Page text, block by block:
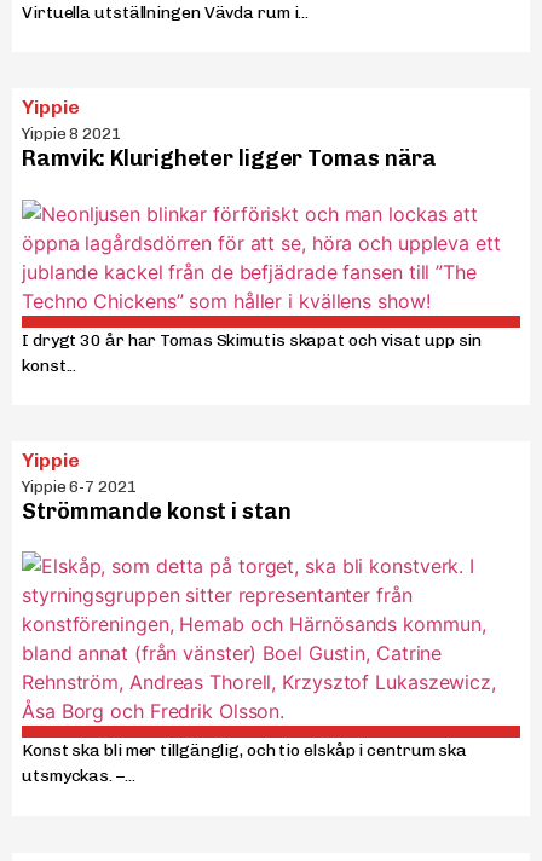
Virtuella utställningen Vävda rum i...
Yippie
Yippie 8 2021
Ramvik: Klurigheter ligger Tomas nära
I drygt 30 år har Tomas Skimutis skapat och visat upp sin
konst...
Yippie
Yippie 6-7 2021
Strömmande konst i stan
Konst ska bli mer tillgänglig, och tio elskåp i centrum ska
utsmyckas. –...